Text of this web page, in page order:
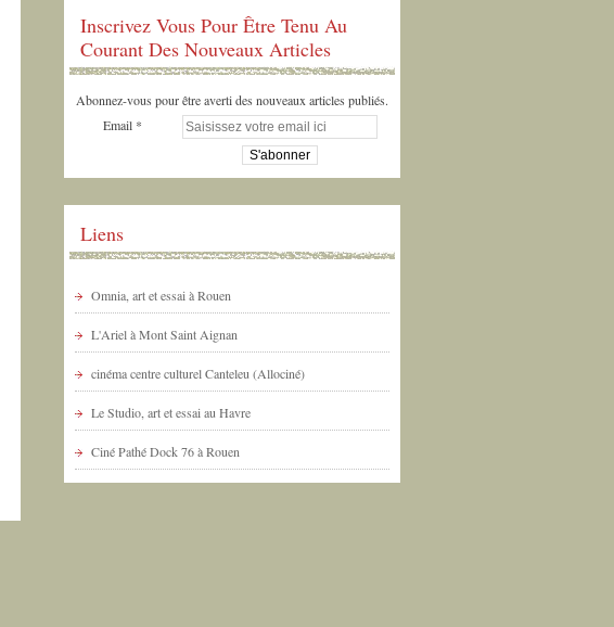
Inscrivez Vous Pour Être Tenu Au
Courant Des Nouveaux Articles
Abonnez-vous pour être averti des nouveaux articles publiés.
Email
Liens
Omnia, art et essai à Rouen
L'Ariel à Mont Saint Aignan
cinéma centre culturel Canteleu (Allociné)
Le Studio, art et essai au Havre
Ciné Pathé Dock 76 à Rouen